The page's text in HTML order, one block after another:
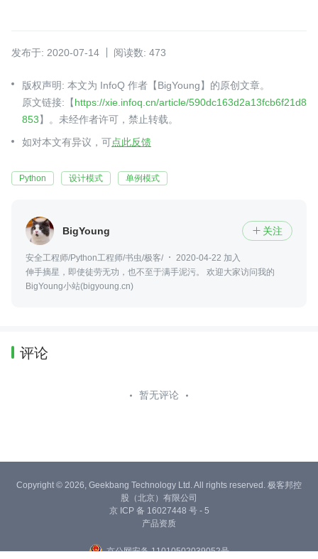
发布于: 2020-07-14 阅读数: 473
版权声明: 本文为 InfoQ 作者【BigYoung】的原创文章。
原文链接:【https://xie.infoq.cn/article/590dc163d2a13fcb6f21d8
853】。未经作者许可，禁止转载。
如对本文有异议，可点此反馈
Python 设计模式 单例模式
BigYoung  关注
安全工程师/Python工程师/书虫/极客/
2020-04-22 加入
伸手摘星，即使徒劳无功，也不至于满手泥污。 欢迎大家访问我的
BigYoung小站(bigyoung.cn)
评论
暂无评论
Copyright © 2026, Geekbang Technology Ltd. All rights reserved. 极客邦控
股（北京）有限公司
京 ICP 备 16027448 号 - 5
产品资质
京公网安备 11010502039052号